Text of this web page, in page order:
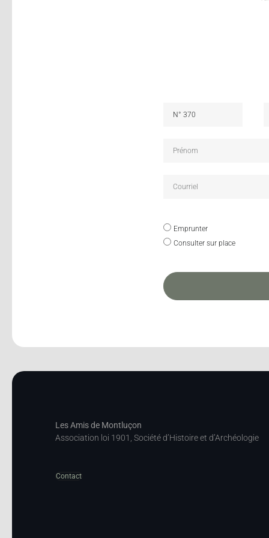
Emprunter
Consulter sur place
Les Amis de Montluçon
Association loi 1901, Société d’Histoire et d’Archéologie
Contact